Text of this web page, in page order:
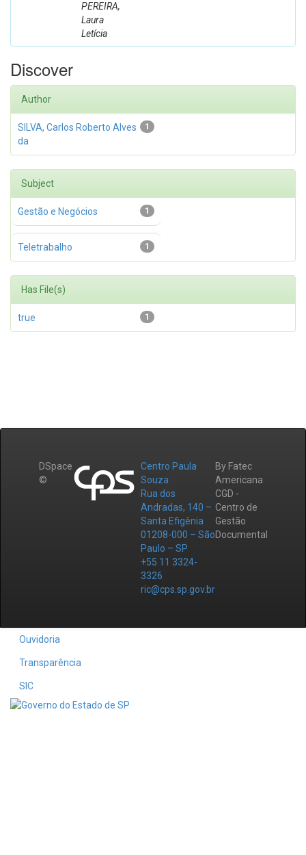
PEREIRA,
Laura
Letícia
Discover
Author
1
SILVA, Carlos Roberto Alves
da
Subject
1
Gestão e Negócios
1
Teletrabalho
Has File(s)
1
true
DSpace
©
Centro Paula
Souza
Rua dos
Andradas, 140 –
Santa Efigênia
01208-000 – São
Paulo – SP
+55 11 3324-
3326
ric@cps.sp.gov.br
By Fatec
Americana
CGD -
Centro de
Gestão
Documental
Ouvidoria
Transparência
SIC